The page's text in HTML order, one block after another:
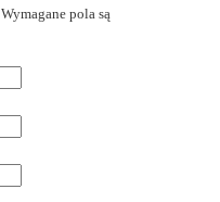
Wymagane pola są